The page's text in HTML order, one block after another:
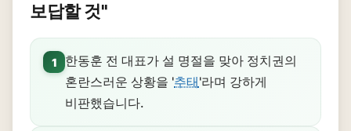
보답할 것"
1
한동훈 전 대표가 설 명절을 맞아 정치권의
혼란스러운 상황을 '추태'라며 강하게
비판했습니다.